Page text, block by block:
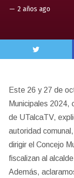
— 2 años ago
Este 26 y 27 de
Municipales
de UTalcaTV,
autoridad
dirigir el Concejo
fiscalizan al
Además,